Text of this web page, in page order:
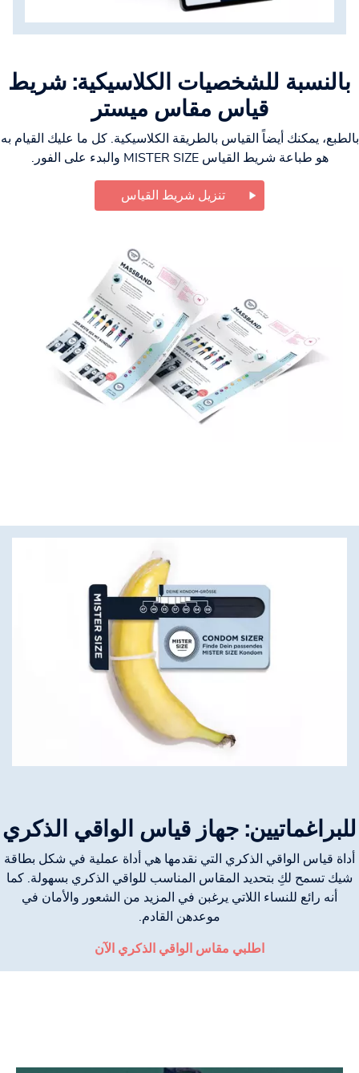
بالنسبة للشخصيات الكلاسيكية: شريط
قياس مقاس ميستر
بالطبع، يمكنك أيضاً القياس بالطريقة الكلاسيكية. كل ما عليك القيام به
هو طباعة شريط القياس MISTER SIZE والبدء على الفور.
تنزيل شريط القياس
للبراغماتيين: جهاز قياس الواقي الذكري
أداة قياس الواقي الذكري التي نقدمها هي أداة عملية في شكل بطاقة
شيك تسمح لكِ بتحديد المقاس المناسب للواقي الذكري بسهولة. كما
أنه رائع للنساء اللاتي يرغبن في المزيد من الشعور والأمان في
موعدهن القادم.
اطلبي مقاس الواقي الذكري الآن